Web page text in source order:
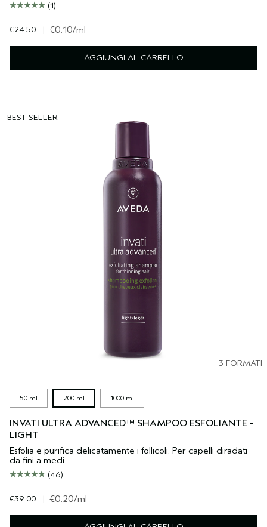
(1)
€24.50 | €0.10/ml
AGGIUNGI AL CARRELLO
BEST SELLER
3 FORMATI
50 ml 200 ml 1000 ml
INVATI ULTRA ADVANCED™ SHAMPOO ESFOLIANTE -
LIGHT
Esfolia e purifica delicatamente i follicoli. Per capelli diradati
da fini a medi.
(46)
€39.00 | €0.20/ml